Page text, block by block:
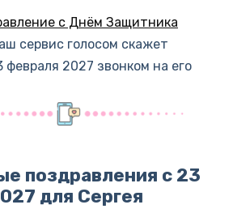
с Днём Защитника
сервис голосом скажет
февраля 2027 звонком на его
поздравления с 23
для Сергея